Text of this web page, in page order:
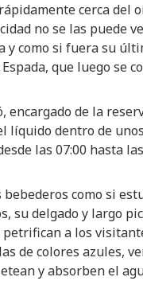
cerca del
no se las puede
y como si fuera su
que luego se
encargado de la
líquido dentro de
las 07:00 hasta
como si
su delgado y largo
a los
de colores azules,
y absorben el